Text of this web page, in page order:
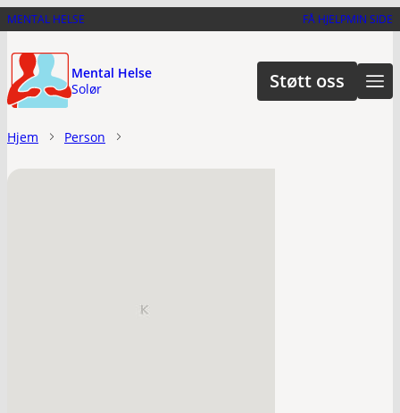
Hopp
hovedinnhold
MENTAL HELSE FÅ HJELPMIN SIDE
Mental Helse
Solør
Støtt oss
Hjem Person